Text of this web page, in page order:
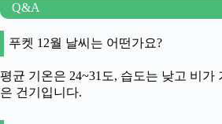
Q&A
푸켓 12월 날씨는 어떤가요?
평균 기온은 24~31도, 습도는 낮고 비가
은 건기입니다.